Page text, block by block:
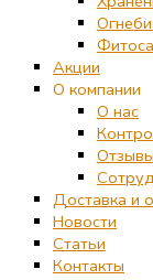
Акции
О компании
О нас
Отзывы
Доставка и
Новости
Статьи
Контакты